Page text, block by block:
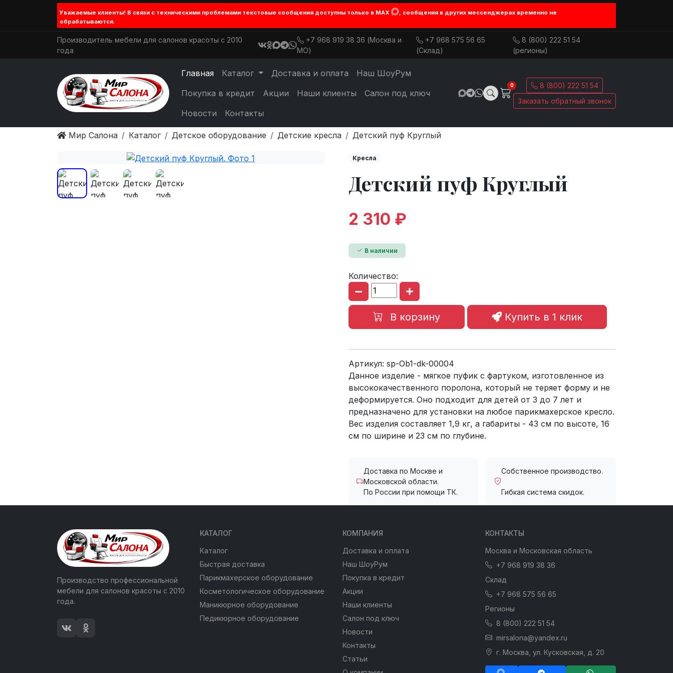
Уважаемые клиенты! В связи с техническими проблемами текстовые сообщения доступны только в MAX
, сообщения в других мессенджерах временно не
обрабатываются.
Производитель мебели для салонов красоты с 2010
года
+7 968 919 38 36 (Москва и
МО)
+7 968 575 56 65
(Склад)
8 (800) 222 51 54
(регионы)
Главная Каталог Доставка и оплата
Наш ШоуРум
Покупка в кредит
Акции Наши клиенты
Салон под ключ
Новости
Контакты
0
8 (800) 222 51 54
Заказать обратный звонок
Мир Салона Каталог Детское оборудование Детские кресла Детский пуф Круглый
Кресла
Детский пуф Круглый
2 310 ₽
В наличии
Количество:
В корзину Купить в 1 клик
Артикул: sp-Ob1-dk-00004
Данное изделие - мягкое пуфик с фартуком, изготовленное из
высококачественного поролона, который не теряет форму и не
деформируется. Оно подходит для детей от 3 до 7 лет и
предназначено для установки на любое парикмахерское кресло.
Вес изделия составляет 1,9 кг, а габариты - 43 см по высоте, 16
см по ширине и 23 см по глубине.
Доставка по Москве и
Московской области.
По России при помощи ТК.
Собственное производство.
Гибкая система скидок.
Производство профессиональной
мебели для салонов красоты с 2010
года.
КАТАЛОГ
Каталог
Быстрая доставка
Парикмахерское оборудование
Косметологическое оборудование
Маникюрное оборудование
Педикюрное оборудование
КОМПАНИЯ
Доставка и оплата
Наш ШоуРум
Покупка в кредит
Акции
Наши клиенты
Салон под ключ
Новости
Контакты
Статьи
КОНТАКТЫ
Москва и Московская область
+7 968 919 38 36
Склад
+7 968 575 56 65
Регионы
8 (800) 222 51 54
mirsalona@yandex.ru
г. Москва, ул. Кусковская, д. 20